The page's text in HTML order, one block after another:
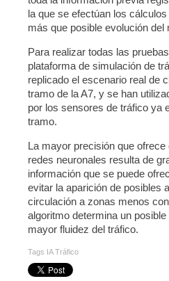
la que se efectúan los
más que posible evolución del
Para realizar todas las
plataforma de simulación de
replicado el escenario real de
tramo de la A7, y se han
por los sensores de tráfico ya
tramo.
La mayor precisión que
redes neuronales resulta de
información que se puede
evitar la aparición de posibles
circulación a zonas menos
algoritmo determina un
mayor fluidez del tráfico.
Tags IA Tráfico